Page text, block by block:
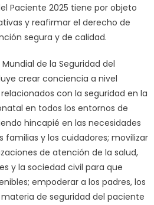
Paciente 2025 tiene por objeto
y reafirmar el derecho de
segura y de calidad.
de la Seguridad del
crear conciencia a nivel
con la seguridad en la
en todos los entornos de
hincapié en las necesidades
familias y los cuidadores; movilizar
de atención de la salud,
y la sociedad civil para que
empoderar a los padres, los
de seguridad del paciente